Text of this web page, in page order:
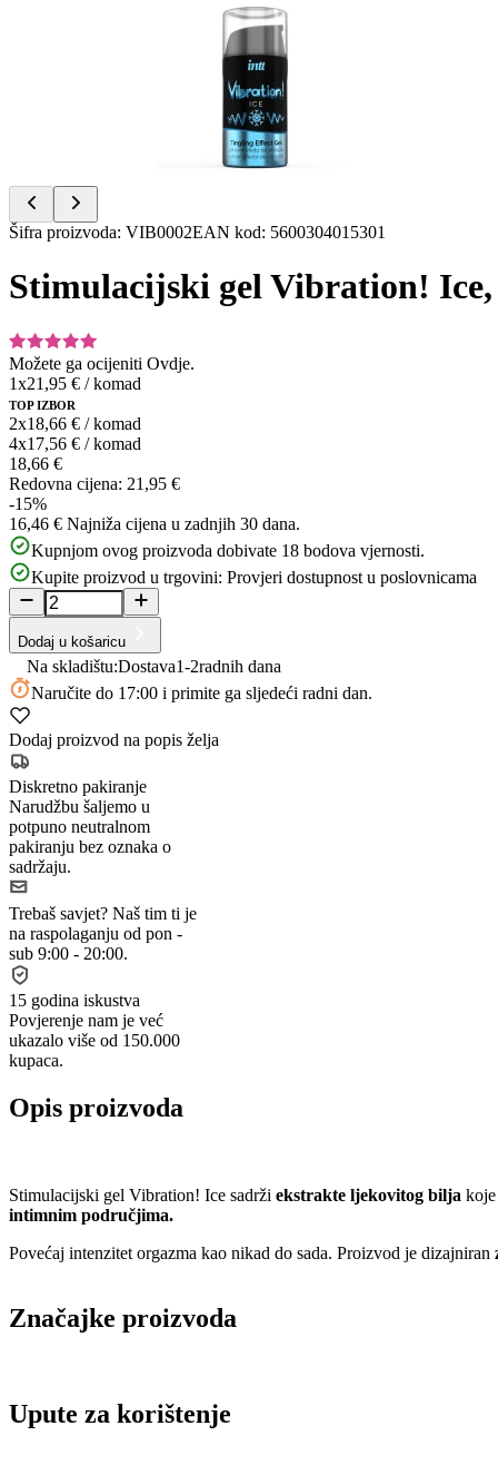
Item
of
3
Šifra proizvoda: VIB0002EAN kod: 5600304015301
Stimulacijski gel Vibration!
Možete ga ocijeniti Ovdje.
1x21,95 € /komad
TOP IZBOR
2x18,66 € /komad
4x17,56 € /komad
18,66 €
Redovna cijena: 21,95 €
-15%
16,46 € Najniža cijena u zadnjih 30 dana.
Kupnjom ovog proizvoda dobivate 18 bodova vjernosti.
Kupite proizvod u trgovini: Provjeri dostupnost u poslovnicama
Dodaj u košaricu
Na skladištu:Dostava1-2radnih dana
Naručite do 17:00 i primite ga sljedeći radni dan.
Dodaj proizvod na popis želja
Diskretno pakiranje
Narudžbu šaljemo u
potpuno neutralnom
pakiranju bez oznaka o
sadržaju.
Trebaš savjet? Naš tim ti je
na raspolaganju od pon -
sub 9:00 - 20:00.
15 godina iskustva
Povjerenje nam je već
ukazalo više od 150.000
kupaca.
Opis proizvoda
Stimulacijski gel Vibration! Ice sadrži ekstrakte ljekovitog bilja
intimnim područjima.
Povećaj intenzitet orgazma kao nikad do sada. Proizvod je dizajniran
Značajke proizvoda
Upute za korištenje